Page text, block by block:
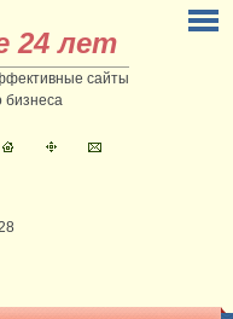
24 лет
сайты
бизнеса